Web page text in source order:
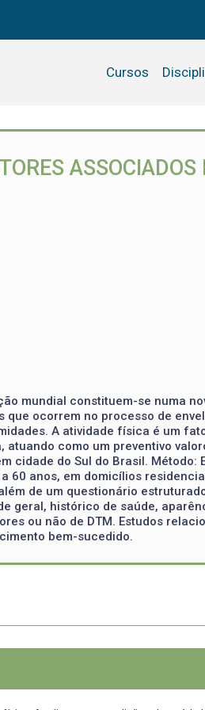
Cursos
mundial constituem-se numa
ocorrem no processo de
A atividade física é um
como um preventivo
cidade do Sul do Brasil.
anos, em domicílios
de um questionário
geral, histórico de saúde,
ou não de DTM. Estudos
bem-sucedido.